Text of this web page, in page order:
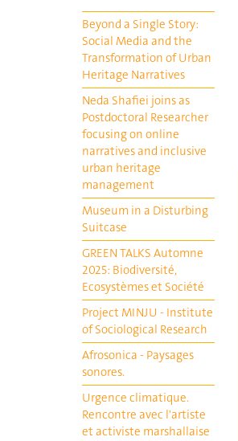
Beyond a Single Story:
Social Media and the
Transformation of Urban
Heritage Narratives
Neda Shafiei joins as
Postdoctoral Researcher
focusing on online
narratives and inclusive
urban heritage
management
Museum in a Disturbing
Suitcase
GREEN TALKS Automne
2025: Biodiversité,
Ecosystèmes et Société
Project MINJU - Institute
of Sociological Research
Afrosonica - Paysages
sonores.
Urgence climatique.
Rencontre avec l'artiste
et activiste marshallaise